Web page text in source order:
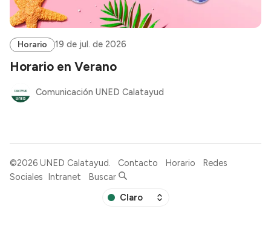
Horario 19 de jul. de 2026
Horario en Verano
Comunicación UNED Calatayud
©2026 UNED Calatayud. Contacto Horario
Redes
Sociales Intranet Buscar